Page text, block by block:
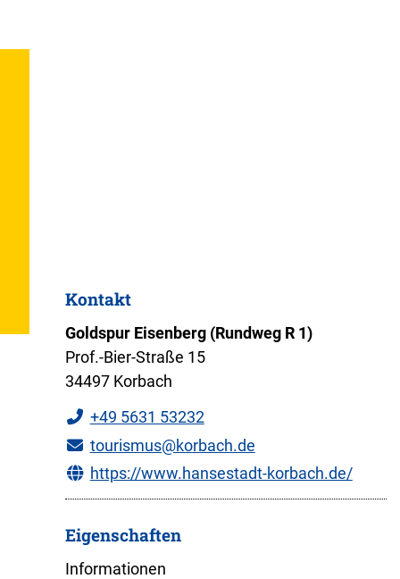
Kontakt
Goldspur Eisenberg (Rundweg R 1)
Prof.-Bier-Straße 15
34497 Korbach
+49 5631 53232
tourismus@korbach.de
https://www.hansestadt-korbach.de/
Eigenschaften
Informationen